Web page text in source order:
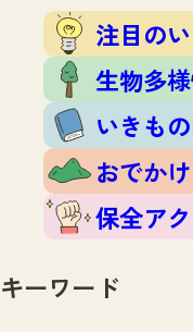
注目のいき
生物多様
いきもの図
おでかけコ
保全アクシ
いきもの調
調査レポー
調査レポー
調査結果
ふくおかい
マッチン
マッチング
掲載申し込
お問合せ
注目の
生物多
いきも
おでか
保全ア
キーワード